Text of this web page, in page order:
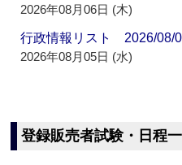
2026年08月06日 (木)
行政情報リスト 2026/08/
2026年08月05日 (水)
登録販売者試験・日程